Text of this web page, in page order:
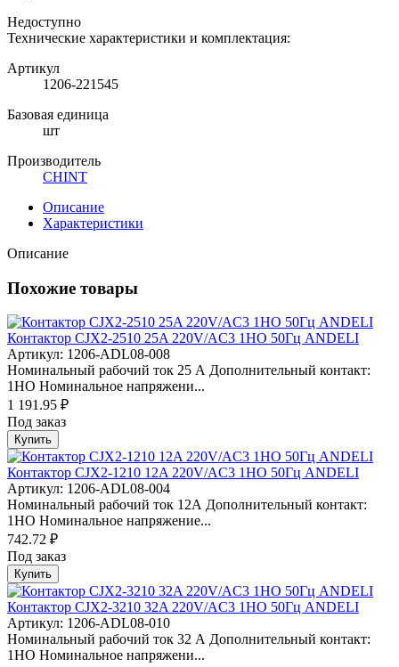
Недоступно
Технические характеристики и комплектация:
Артикул
1206-221545
Базовая единица
шт
Производитель
CHINT
Описание
Характеристики
Описание
Похожие товары
Контактор CJX2-2510 25A 220V/AC3 1НО 50Гц ANDELI
Артикул: 1206-ADL08-008
Номинальный рабочий ток 25 А Дополнительный контакт:
1НО Номинальное напряжени...
1 191.95 ₽
Под заказ
Купить
Контактор CJX2-1210 12A 220V/AC3 1НО 50Гц ANDELI
Артикул: 1206-ADL08-004
Номинальный рабочий ток 12А Дополнительный контакт:
1НО Номинальное напряжение...
742.72 ₽
Под заказ
Купить
Контактор CJX2-3210 32A 220V/AC3 1НО 50Гц ANDELI
Артикул: 1206-ADL08-010
Номинальный рабочий ток 32 А Дополнительный контакт:
1НО Номинальное напряжени...